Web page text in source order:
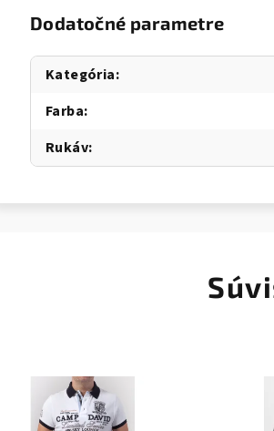
Dodatočné parametre
Kategória:
Farba:
Rukáv: